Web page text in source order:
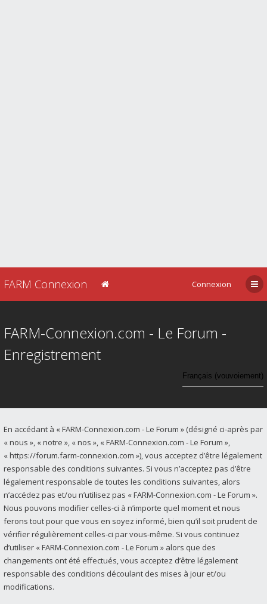
FARM Connexion Connexion
FARM-Connexion.com - Le Forum -
Enregistrement
En accédant à « FARM-Connexion.com - Le Forum » (désigné ci-après par
« nous », « notre », « nos », « FARM-Connexion.com - Le Forum »,
« https://forum.farm-connexion.com »), vous acceptez d’être légalement
responsable des conditions suivantes. Si vous n’acceptez pas d’être
légalement responsable de toutes les conditions suivantes, alors
n’accédez pas et/ou n’utilisez pas « FARM-Connexion.com - Le Forum ».
Nous pouvons modifier celles-ci à n’importe quel moment et nous
ferons tout pour que vous en soyez informé, bien qu’il soit prudent de
vérifier régulièrement celles-ci par vous-même. Si vous continuez
d’utiliser « FARM-Connexion.com - Le Forum » alors que des
changements ont été effectués, vous acceptez d’être légalement
responsable des conditions découlant des mises à jour et/ou
modifications.